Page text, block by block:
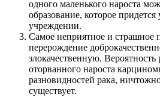
одного маленького нароста
образование, которое
учреждении.
Самое неприятное и страшное
перерождение
злокачественную. Вероятность
оторванного нароста
разновидностей рака,
существует.